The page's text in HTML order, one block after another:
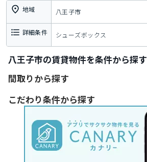
地域 八王子市
詳細条件 シューズボックス
八王子市の賃貸物件を条件から探す
間取りから探す
こだわり条件から探す